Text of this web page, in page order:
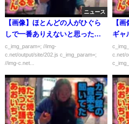
ニュース
【画像】ほとんどの人がひぐら
しで一番ありえないと思ったシ
ーンがこれｗｗｗｗｗ
c_img_param=; //img-
c.net/output/site/202.js c_img_param=;
//img-c.net...
【
ギャ
ｗｗ
c.net/